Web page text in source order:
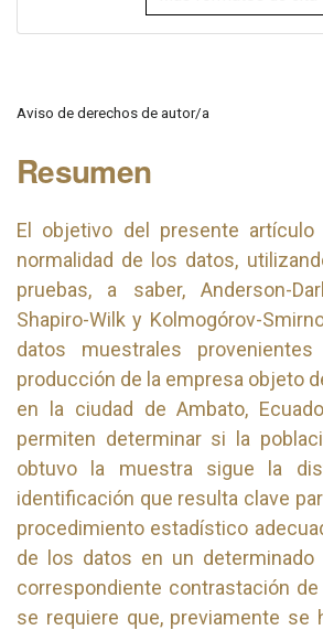
Aviso de derechos de autor/a
Resumen
El objetivo del presente
normalidad de los datos,
pruebas, a saber, Anderson-
Shapiro-Wilk y Kolmogórov-
datos muestrales
producción de la empresa objeto
en la ciudad de Ambato,
permiten determinar si la
obtuvo la muestra sigue la
identificación que resulta clave
procedimiento estadístico
de los datos en un determinado
correspondiente contrastación
se requiere que, previamente se